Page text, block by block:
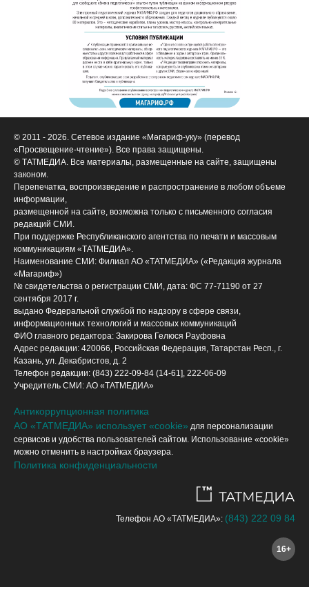
© 2011 - 2026. Сетевое издание «Мәгариф-уку» (перевод
«Просвещение-чтение»). Все права защищены.
© ТАТМЕДИА. Все материалы, размещенные на сайте, защищены
законом.
Перепечатка, воспроизведение и распространение в любом объеме
информации,
размещенной на сайте, возможна только с письменного согласия
редакций СМИ.
При поддержке Республиканского агентства по печати и массовым
коммуникациям «ТАТМЕДИА».
Наименование СМИ: Филиал АО «ТАТМЕДИА» («Редакция журнала
«Магариф»)
№ свидетельства о регистрации СМИ, дата: ФС 77-71190 от 27
сентября 2017 г.
выдано Федеральной службой по надзору в сфере связи,
информационных технологий и массовых коммуникаций
ФИО главного редактора: Закирова Гелюся Рауфовна
Адрес редакции: 420066, Российская Федерация, Татарстан Респ., г.
Казань, ул. Декабристов, д. 2
Телефон редакции: (843) 222-09-84 (14-61], 222-06-09
Учредитель СМИ: АО «ТАТМЕДИА»
Антикоррупционная политика
АО «ТАТМЕДИА» использует «cookie» для персонализации
сервисов и удобства пользователей сайтом. Использование «cookie»
можно отменить в настройках браузера.
Политика конфиденциальности
Телефон АО «ТАТМЕДИА»: (843) 222 09 84
16+